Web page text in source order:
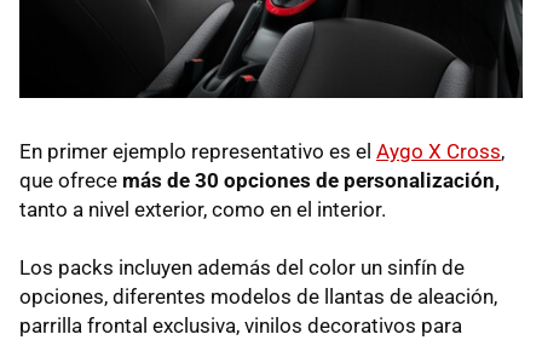
En primer ejemplo representativo es el Aygo X Cross,
que ofrece más de 30 opciones de personalización,
tanto a nivel exterior, como en el interior.
Los packs incluyen además del color un sinfín de
opciones, diferentes modelos de llantas de aleación,
parrilla frontal exclusiva, vinilos decorativos para